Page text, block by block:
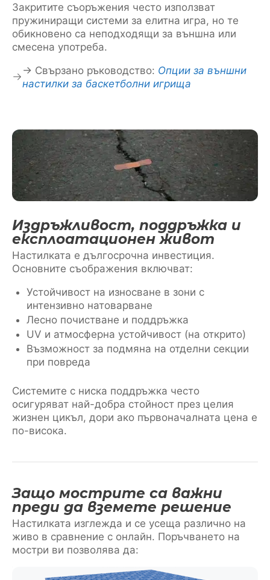
Закритите съоръжения често използват
пружиниращи системи за елитна игра, но те
обикновено са неподходящи за външна или
смесена употреба.
→ Свързано ръководство: Опции за външни
настилки за баскетболни игрища
Издръжливост, поддръжка и
експлоатационен живот
Настилката е дългосрочна инвестиция.
Основните съображения включват:
Устойчивост на износване в зони с
интензивно натоварване
Лесно почистване и поддръжка
UV и атмосферна устойчивост (на открито)
Възможност за подмяна на отделни секции
при повреда
Системите с ниска поддръжка често
осигуряват най-добра стойност през целия
жизнен цикъл, дори ако първоначалната цена е
по-висока.
Защо мострите са важни
преди да вземете решение
Настилката изглежда и се усеща различно на
живо в сравнение с онлайн. Поръчването на
мостри ви позволява да: